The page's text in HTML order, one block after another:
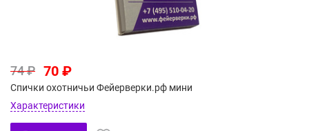
74 ₽ 70 ₽
Спички охотничьи Фейерверки.рф мини
Характеристики